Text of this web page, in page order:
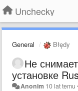
Unchecky
General Błędy
Не
установке
Anonim 10 lat temu